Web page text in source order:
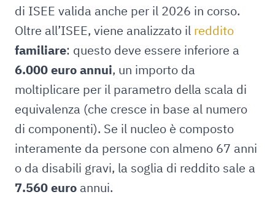
di ISEE valida anche per il 2026 in corso.
Oltre all’ISEE, viene analizzato il reddito
familiare: questo deve essere inferiore a
6.000 euro annui, un importo da
moltiplicare per il parametro della scala di
equivalenza (che cresce in base al numero
di componenti). Se il nucleo è composto
interamente da persone con almeno 67 anni
o da disabili gravi, la soglia di reddito sale a
7.560 euro annui.